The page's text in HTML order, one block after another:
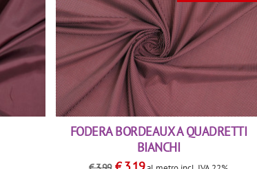
FODERA BORDEAUX A QUADRETTI
BIANCHI